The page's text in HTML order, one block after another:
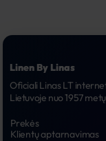
Linen By Linas
Oficiali Linas LT
Lietuvoje nuo 1957
Prekės
Klientų aptarnavimas